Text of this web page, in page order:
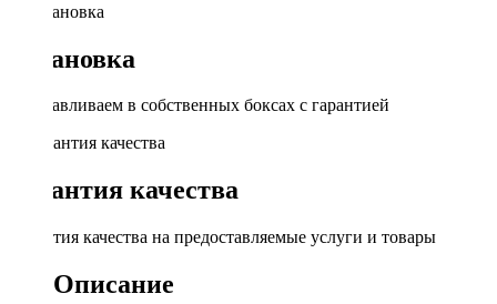
Установка
Устанавливаем в собственных боксах с гарантией
Гарантия качества
Гарантия качества на предоставляемые услуги и товары
Описание